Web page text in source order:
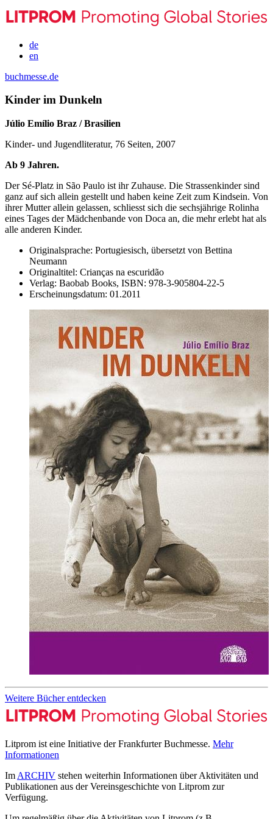
de
en
buchmesse.de
Kinder im Dunkeln
Júlio Emílio Braz / Brasilien
Kinder- und Jugendliteratur, 76 Seiten, 2007
Ab 9 Jahren.
Der Sé-Platz in São Paulo ist ihr Zuhause. Die Strassenkinder sind
ganz auf sich allein gestellt und haben keine Zeit zum Kindsein. Von
ihrer Mutter allein gelassen, schliesst sich die sechsjährige Rolinha
eines Tages der Mädchenbande von Doca an, die mehr erlebt hat als
alle anderen Kinder.
Originalsprache: Portugiesisch, übersetzt von Bettina
Neumann
Originaltitel: Crianças na escuridão
Verlag: Baobab Books, ISBN: 978-3-905804-22-5
Erscheinungsdatum: 01.2011
Weitere Bücher entdecken
Litprom ist eine Initiative der Frankfurter Buchmesse. Mehr
Informationen
Im ARCHIV stehen weiterhin Informationen über Aktivitäten und
Publikationen aus der Vereinsgeschichte von Litprom zur
Verfügung.